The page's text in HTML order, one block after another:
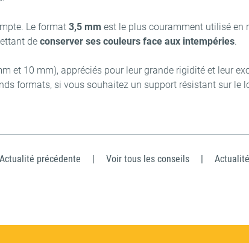
Le format 3,5 mm est le plus couramment utilisé en
de conserver ses couleurs face aux intempéries.
et 10 mm), appréciés pour leur grande rigidité et leur
formats, si vous souhaitez un support résistant sur le
précédente | Voir tous les conseils |